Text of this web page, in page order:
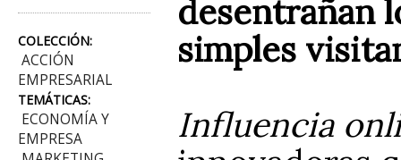
COLECCIÓN:
ACCIÓN
EMPRESARIAL
TEMÁTICAS:
ECONOMÍA Y
EMPRESA
desentrañan
simples
Influencia